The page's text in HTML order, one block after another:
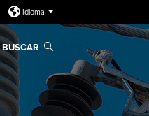
Idioma
BUSCAR